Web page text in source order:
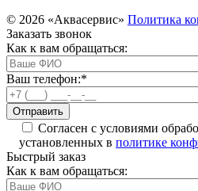
© 2026 «Аквасервис» Политика
Заказать звонок
Как к вам обращаться:
Ваш телефон:*
Согласен с условиями
установленных в политике
Быстрый заказ
Как к вам обращаться: